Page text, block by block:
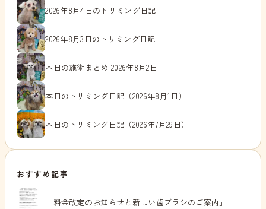
2026年8月4日のトリミング日記
2026年8月3日のトリミング日記
本日の施術まとめ 2026年8月2日
本日のトリミング日記（2026年8月1日）
本日のトリミング日記（2026年7月29日）
おすすめ記事
「料金改定のお知らせと新しい歯ブラシのご案内」